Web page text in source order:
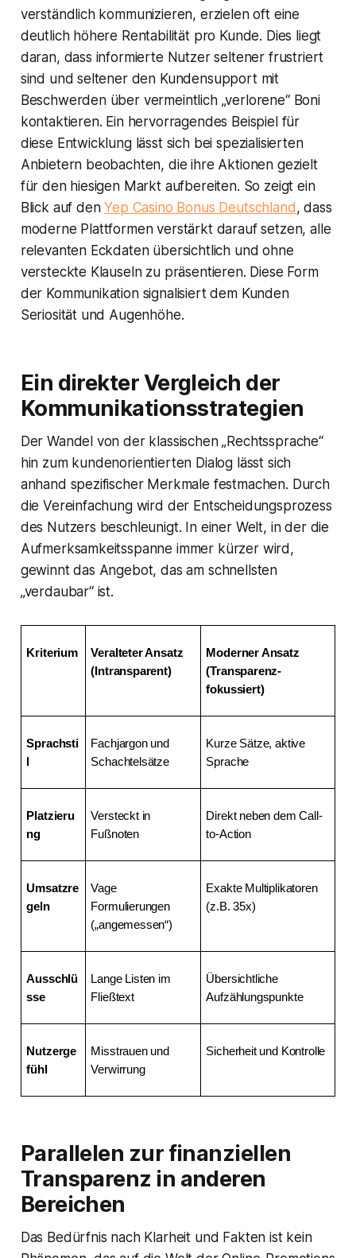
verständlich kommunizieren, erzielen oft eine
deutlich höhere Rentabilität pro Kunde. Dies liegt
daran, dass informierte Nutzer seltener frustriert
sind und seltener den Kundensupport mit
Beschwerden über vermeintlich „verlorene“ Boni
kontaktieren. Ein hervorragendes Beispiel für
diese Entwicklung lässt sich bei spezialisierten
Anbietern beobachten, die ihre Aktionen gezielt
für den hiesigen Markt aufbereiten. So zeigt ein
Blick auf denYep Casino Bonus Deutschland , dass
moderne Plattformen verstärkt darauf setzen, alle
relevanten Eckdaten übersichtlich und ohne
versteckte Klauseln zu präsentieren. Diese Form
der Kommunikation signalisiert dem Kunden
Seriosität und Augenhöhe.
Ein direkter Vergleich der
Kommunikationsstrategien
Der Wandel von der klassischen „Rechtssprache“
hin zum kundenorientierten Dialog lässt sich
anhand spezifischer Merkmale festmachen. Durch
die Vereinfachung wird der Entscheidungsprozess
des Nutzers beschleunigt. In einer Welt, in der die
Aufmerksamkeitsspanne immer kürzer wird,
gewinnt das Angebot, das am schnellsten
„verdaubar“ ist.
Kriterium
Veralteter Ansatz
(Intransparent)
Moderner Ansatz
(Transparenz-
fokussiert)
Sprachsti
Fachjargon und
Schachtelsätze
Kurze Sätze, aktive
Sprache
Platzieru
ng
Versteckt in
Fußnoten
Direkt neben dem Call-
to-Action
Umsatzre
geln
Vage
Formulierungen
(„angemessen“)
Exakte Multiplikatoren
(z.B. 35x)
Ausschlü
sse
Lange Listen im
Fließtext
Übersichtliche
Aufzählungspunkte
Nutzerge
fühl
Misstrauen und
Verwirrung
Sicherheit und Kontrolle
Parallelen zur finanziellen
Transparenz in anderen
Bereichen
Das Bedürfnis nach Klarheit und Fakten ist kein